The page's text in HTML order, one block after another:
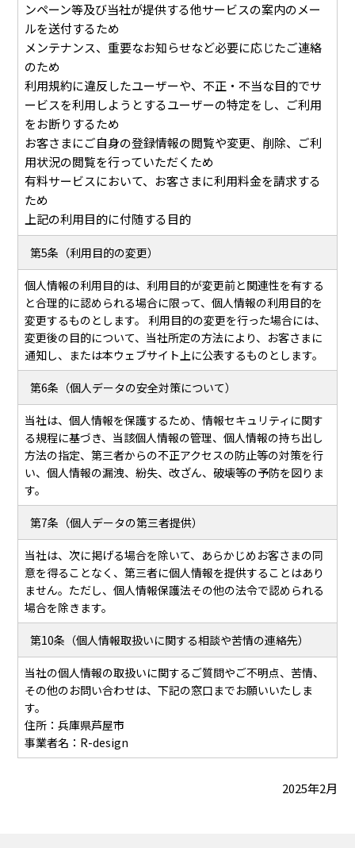
ンペーン等及び当社が提供する他サービスの案内のメー
ルを送付するため
メンテナンス、重要なお知らせなど必要に応じたご連絡
のため
利用規約に違反したユーザーや、不正・不当な目的でサ
ービスを利用しようとするユーザーの特定をし、ご利用
をお断りするため
お客さまにご自身の登録情報の閲覧や変更、削除、ご利
用状況の閲覧を行っていただくため
有料サービスにおいて、お客さまに利用料金を請求する
ため
上記の利用目的に付随する目的
第5条（利用目的の変更）
個人情報の利用目的は、利用目的が変更前と関連性を有する
と合理的に認められる場合に限って、個人情報の利用目的を
変更するものとします。 利用目的の変更を行った場合には、
変更後の目的について、当社所定の方法により、お客さまに
通知し、または本ウェブサイト上に公表するものとします。
第6条（個人データの安全対策について）
当社は、個人情報を保護するため、情報セキュリティに関す
る規程に基づき、当該個人情報の管理、個人情報の持ち出し
方法の指定、第三者からの不正アクセスの防止等の対策を行
い、個人情報の漏洩、紛失、改ざん、破壊等の予防を図りま
す。
第7条（個人データの第三者提供）
当社は、次に掲げる場合を除いて、あらかじめお客さまの同
意を得ることなく、第三者に個人情報を提供することはあり
ません。ただし、個人情報保護法その他の法令で認められる
場合を除きます。
第10条（個人情報取扱いに関する相談や苦情の連絡先）
当社の個人情報の取扱いに関するご質問やご不明点、苦情、
その他のお問い合わせは、下記の窓口までお願いいたしま
す。
住所：兵庫県芦屋市
事業者名：R-design
2025年2月